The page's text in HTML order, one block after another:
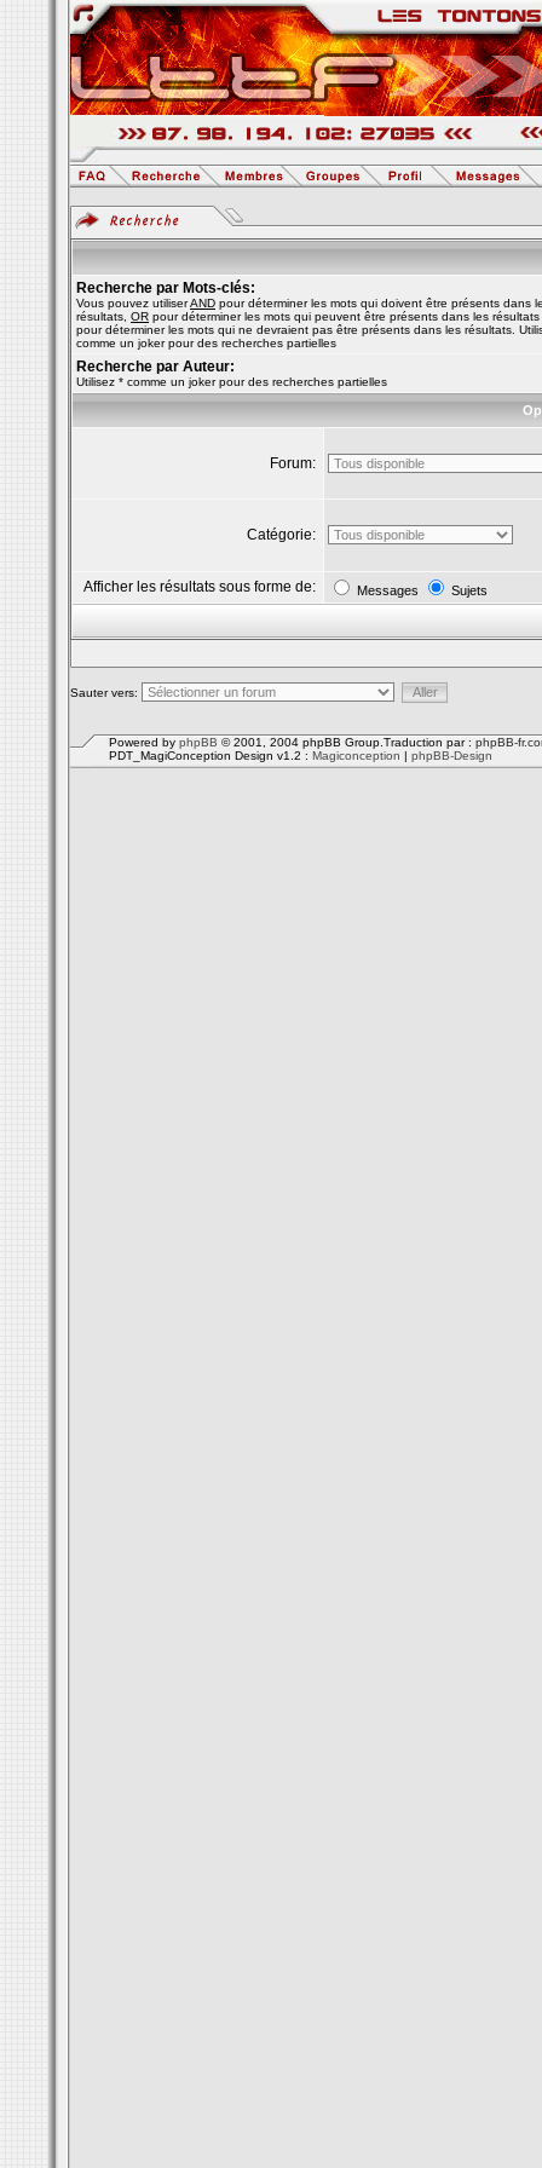
Recherche par Mots-clés:
Vous pouvez utiliserAND pour déterminer les mots qui doivent être présents dans
résultats, OR pour déterminer les mots qui peuvent être présents dans les
pour déterminer les mots qui ne devraient pas être présents dans les résultats.
comme un joker pour des recherches partielles
Recherche par Auteur:
Utilisez * comme un joker pour des recherches partielles
Forum:
Catégorie:
Afficher les résultats sous forme de: Messages Sujets
Sauter vers:
Powered by phpBB © 2001, 2004 phpBB Group.Traduction par : phpBB-
PDT_MagiConception Design v1.2 : Magiconception | phpBB-Design